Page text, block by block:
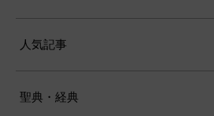
人気記事
聖典・経典